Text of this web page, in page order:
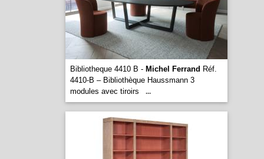
Bibliotheque 4410 B - Michel Ferrand Réf.
4410-B – Bibliothèque Haussmann 3
modules avec tiroirs
...